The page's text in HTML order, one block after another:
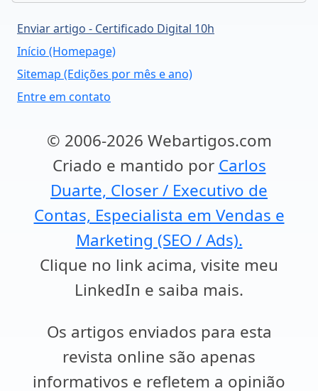
Enviar artigo - Certificado Digital 10h
Início (Homepage)
Sitemap (Edições por mês e ano)
Entre em contato
© 2006-2026 Webartigos.com
Criado e mantido por Carlos
Duarte, Closer / Executivo de
Contas, Especialista em Vendas e
Marketing (SEO / Ads).
Clique no link acima, visite meu
LinkedIn e saiba mais.
Os artigos enviados para esta
revista online são apenas
informativos e refletem a opinião